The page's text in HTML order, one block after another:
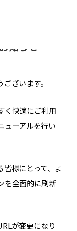
知らせ
ざいます。
く快適にご利用
ューアルを行い
皆様にとって、よ
を全面的に刷新
が変更になり